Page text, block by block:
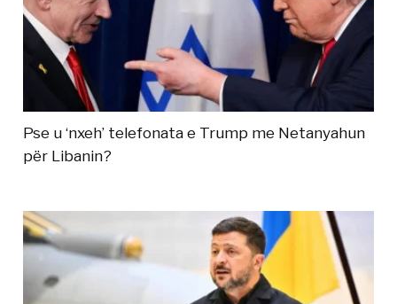
Pse u ‘nxeh’ telefonata e Trump me Netanyahun
për Libanin?